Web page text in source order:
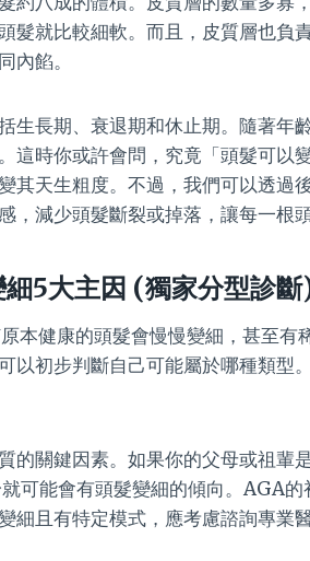
髮就比較細軟。而且，皮質層也負
內餡。
生長期、衰退期和休止期。隨著年
這時你或許會問，究竟「頭髮可以
其天生粗度。不過，我們可以透過
，減少頭髮斷裂或掉落，讓每一根
5大主因 (獨家分型診
本健康的頭髮會慢慢變細，甚至有
以初步判斷自己可能屬於哪種類型
的關鍵因素。如果你的父母或祖輩
可能會有頭髮變細的傾向。AGA
細且有特定模式，應考慮諮詢專業醫